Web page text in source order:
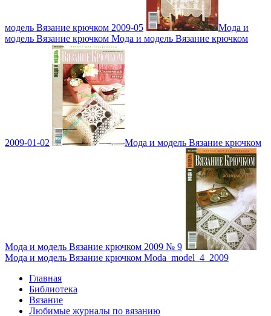
модель Вязание крючком 2009-05
Мода и
модель Вязание крючком Мода и модель Вязание крючком
2009-01-02 Мода и модель Вязание крючком
Мода и модель Вязание крючком 2009 № 9
Мода и модель Вязание крючком Moda_model_4_2009
Главная
Библиотека
Вязание
Любимые журналы по вязанию